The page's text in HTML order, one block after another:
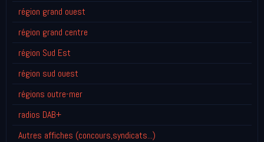
région grand ouest
région grand centre
région Sud Est
région sud ouest
régions outre-mer
radios DAB+
Autres affiches (concours,syndicats...)